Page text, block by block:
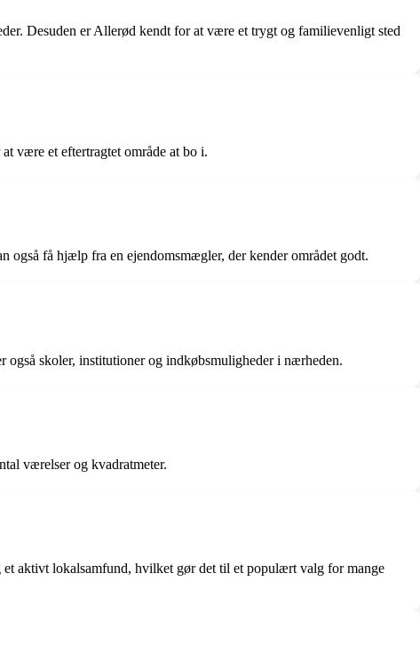
Desuden er Allerød kendt for at være et trygt og familievenligt sted
være et eftertragtet område at bo i.
også få hjælp fra en ejendomsmægler, der kender området godt.
skoler, institutioner og indkøbsmuligheder i nærheden.
værelser og kvadratmeter.
aktivt lokalsamfund, hvilket gør det til et populært valg for mange